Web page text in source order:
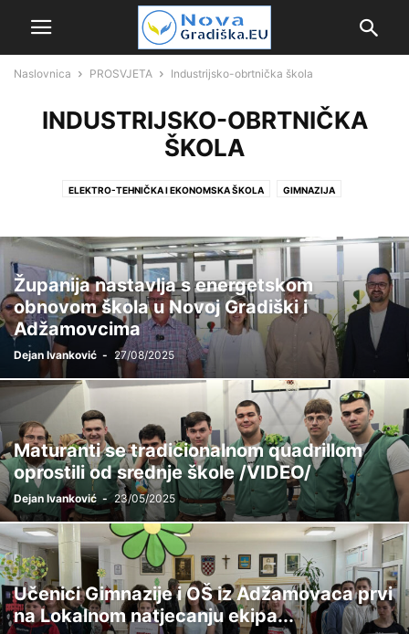
Naslovnica PROSVJETA Industrijsko-obrtnička škola
INDUSTRIJSKO-OBRTNIČKA
ŠKOLA
ELEKTRO-TEHNIČKA I EKONOMSKA ŠKOLA GIMNAZIJA
OŠ "MATO LOVRAK" VRTIĆI
Županija nastavlja s energetskom
obnovom škola u Novoj Gradiški i
Adžamovcima
Dejan Ivanković - 27/08/2025
Maturanti se tradicionalnom quadrillom
oprostili od srednje škole /VIDEO/
Dejan Ivanković - 23/05/2025
Učenici Gimnazije i OŠ iz Adžamovaca prvi
na Lokalnom natjecanju ekipa...